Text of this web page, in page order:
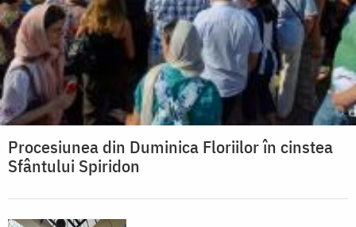
Procesiunea din Duminica Floriilor în cinstea
Sfântului Spiridon